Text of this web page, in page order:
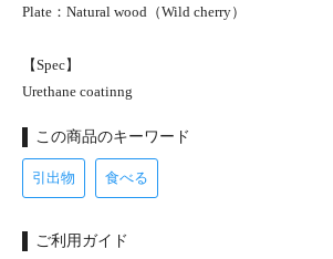
Plate：Natural wood（Wild cherry）
【Spec】
Urethane coatinng
この商品のキーワード
引出物 食べる
ご利用ガイド